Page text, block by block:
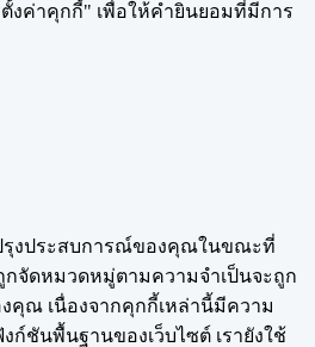
งค่าคุกกี้" เพื่อให้คำยินยอมที่มีการ
รุงประสบการณ์ของคุณในขณะที่
จัดหมวดหมู่ตามความจำเป็นจะถูก
งคุณ เนื่องจากคุกกี้เหล่านี้มีความ
ก์ชันพื้นฐานของเว็บไซต์ เรายังใช้